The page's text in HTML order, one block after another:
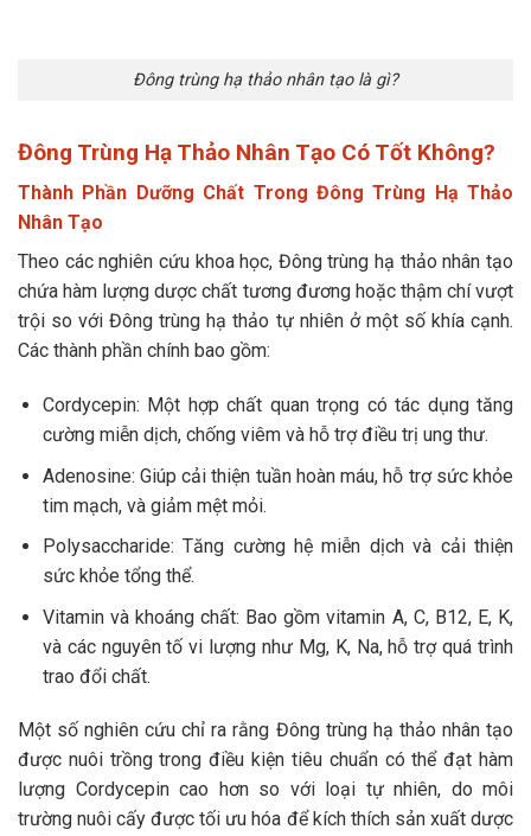
Đông trùng hạ thảo nhân tạo là gì?
Đông Trùng Hạ Thảo Nhân Tạo Có Tốt Không?
Thành Phần Dưỡng Chất Trong Đông Trùng Hạ Thảo
Nhân Tạo
Theo các nghiên cứu khoa học, Đông trùng hạ thảo nhân tạo
chứa hàm lượng dược chất tương đương hoặc thậm chí vượt
trội so với Đông trùng hạ thảo tự nhiên ở một số khía cạnh.
Các thành phần chính bao gồm:
Cordycepin: Một hợp chất quan trọng có tác dụng tăng
cường miễn dịch, chống viêm và hỗ trợ điều trị ung thư.
Adenosine: Giúp cải thiện tuần hoàn máu, hỗ trợ sức khỏe
tim mạch, và giảm mệt mỏi.
Polysaccharide: Tăng cường hệ miễn dịch và cải thiện
sức khỏe tổng thể.
Vitamin và khoáng chất: Bao gồm vitamin A, C, B12, E, K,
và các nguyên tố vi lượng như Mg, K, Na, hỗ trợ quá trình
trao đổi chất.
Một số nghiên cứu chỉ ra rằng Đông trùng hạ thảo nhân tạo
được nuôi trồng trong điều kiện tiêu chuẩn có thể đạt hàm
lượng Cordycepin cao hơn so với loại tự nhiên, do môi
trường nuôi cấy được tối ưu hóa để kích thích sản xuất dược